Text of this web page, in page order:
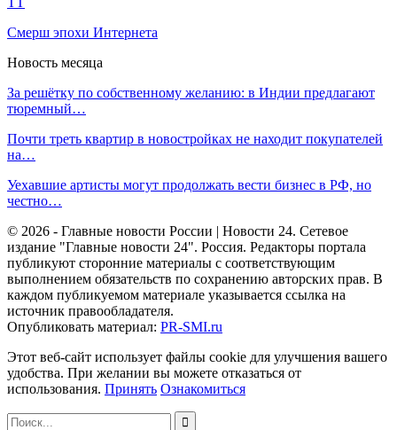
Смерш эпохи Интернета
Новость месяца
За решётку по собственному желанию: в Индии предлагают
тюремный…
Почти треть квартир в новостройках не находит покупателей
на…
Уехавшие артисты могут продолжать вести бизнес в РФ, но
честно…
© 2026 - Главные новости России | Новости 24. Сетевое
издание "Главные новости 24". Россия. Редакторы портала
публикуют сторонние материалы с соответствующим
выполнением обязательств по сохранению авторских прав. В
каждом публикуемом материале указывается ссылка на
источник правообладателя.
Опубликовать материал: PR-SMI.ru
Этот веб-сайт использует файлы cookie для улучшения вашего
удобства. При желании вы можете отказаться от
использования. Принять Ознакомиться